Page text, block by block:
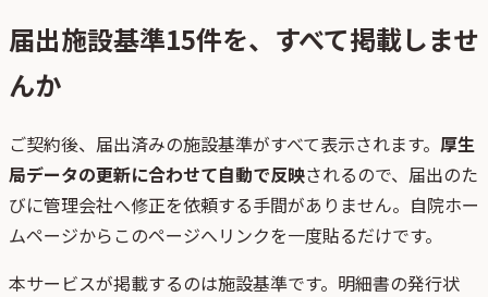
届出施設基準15件を、すべて掲載しませ
んか
ご契約後、 届出済みの施設基準がすべて表示されます。 厚生
局データの更新に合わせて自動で反映されるので、届出のた
びに管理会社へ修正を依頼する手間がありません。自院ホー
ムページからこのページへリンクを一度貼るだけです。
本サービスが掲載するのは施設基準です。明細書の発行状